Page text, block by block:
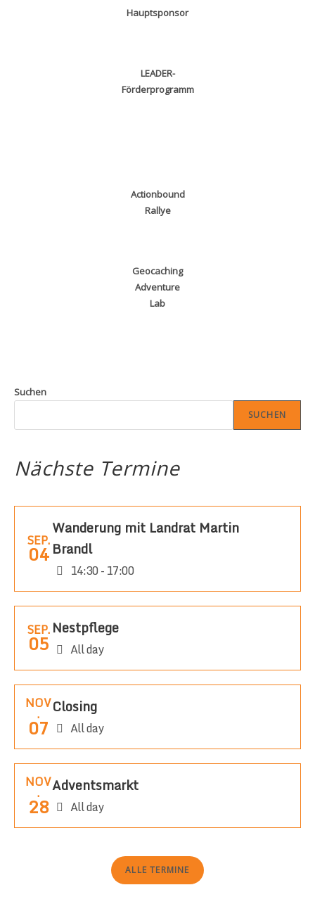
Hauptsponsor
LEADER-
Förderprogramm
Actionbound
Rallye
Geocaching
Adventure
Lab
Suchen
SUCHEN
Nächste Termine
SEP.
04
Wanderung mit Landrat Martin
Brandl
14:30 - 17:00
SEP.
05
Nestpflege
All day
NOV
.
07
Closing
All day
NOV
.
28
Adventsmarkt
All day
ALLE TERMINE